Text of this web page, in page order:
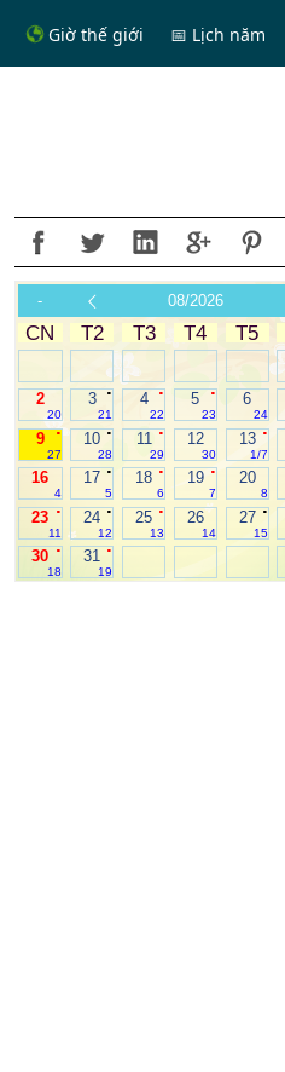
Giờ thế giới 📅 Lịch năm
- 08/2026
CN T2 T3 T4 T5
2
20
.
3
21
.
4
22
.
5
23
6
24
.
9
27
.
10
28
.
11
29
12
30
.
13
1/7
16
4
.
17
5
.
18
6
.
19
7
20
8
.
23
11
.
24
12
.
25
13
26
14
.
27
15
.
30
18
.
31
19